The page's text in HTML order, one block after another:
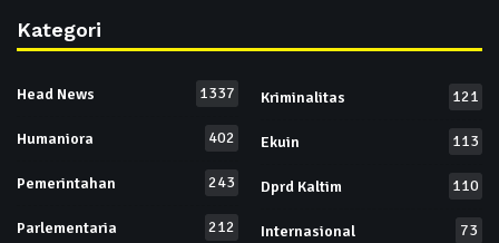
Kategori
Head News 1337
Humaniora 402
Pemerintahan 243
Parlementaria 212
Kriminalitas 121
Ekuin 113
Dprd Kaltim 110
Internasional 73